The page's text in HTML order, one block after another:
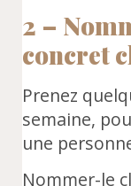
2 –
concret
Prenez
semaine,
une
Nommer-le